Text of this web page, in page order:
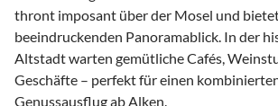
thront imposant über der Mosel und
beeindruckenden Panoramablick. In der
Altstadt warten gemütliche Cafés,
Geschäfte – perfekt für einen
Genussausflug ab Alken.